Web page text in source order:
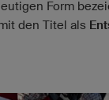
Form
den Titel als